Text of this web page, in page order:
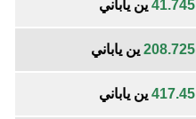
41.745 ين ياباني
208.725 ين ياباني
417.45 ين ياباني